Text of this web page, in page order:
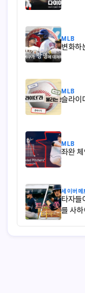
MLB
변화하
MLB
슬라이
MLB
좌완
세이버메
타자들
를 사